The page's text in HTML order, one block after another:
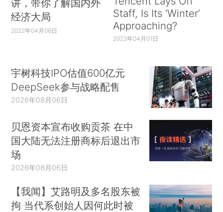
讲，带你了解国内外
经济大局
2022年04月06日
Staff, Is Its ‘Winter’
Approaching?
2022年04月01日
宇树科技IPO估值600亿元
DeepSeek参与战略配售
2026年08月06日
贝恩资本宣布收购贡茶 在中
国大陆无法注册商标后退出市
场
2026年08月06日
【我闻】艾路明及多名股东被
拘 当代系创始人因何此时被